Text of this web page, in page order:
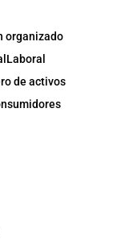
organizado
Laboral
de activos